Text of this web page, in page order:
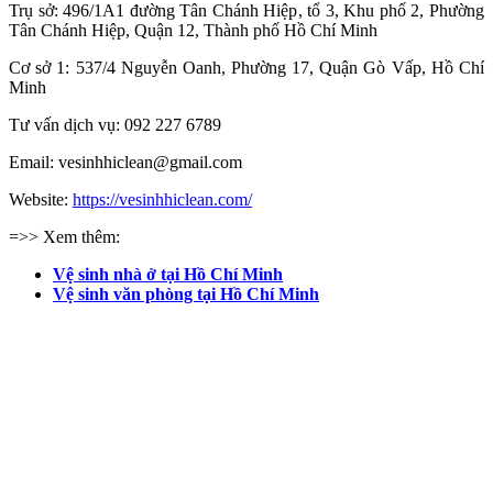
Trụ sở: 496/1A1 đường Tân Chánh Hiệp, tổ 3, Khu phố 2, Phường
Tân Chánh Hiệp, Quận 12, Thành phố Hồ Chí Minh
Cơ sở 1: 537/4 Nguyễn Oanh, Phường 17, Quận Gò Vấp, Hồ Chí
Minh
Tư vấn dịch vụ: 092 227 6789
Email: vesinhhiclean@gmail.com
Website: https://vesinhhiclean.com/
=>> Xem thêm:
Vệ sinh nhà ở tại Hồ Chí Minh
Vệ sinh văn phòng tại Hồ Chí Minh